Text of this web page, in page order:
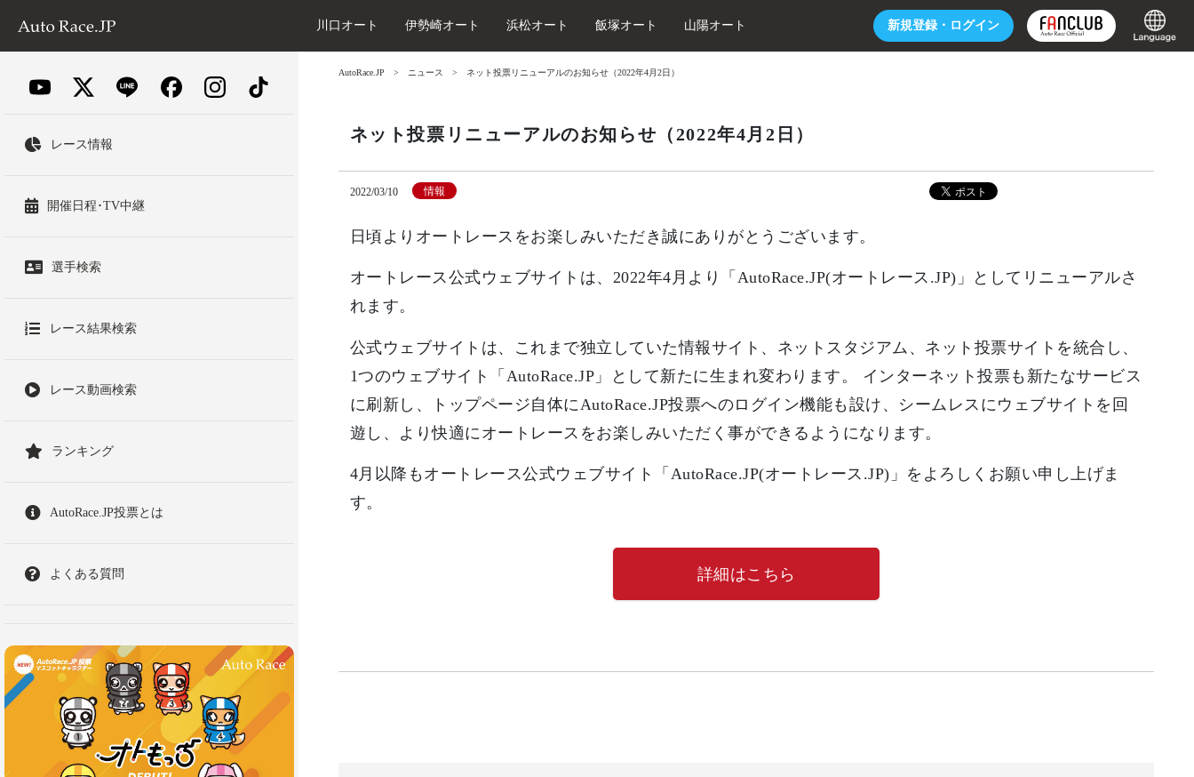
新規登録・ ログイン
川口オート 伊勢崎オート 浜松オート 飯塚オート 山陽オート
レース情報
開催日程･TV中継
選手検索
レース結果検索
レース動画検索
ランキング
AutoRace.JP投票とは
よくある質問
AutoRace.JP ニュース ネット投票リニューアルのお知らせ（2022年4月2日）
ネット投票リニューアルのお知らせ（2022年4月2日）
2022/03/10 情報
日頃よりオートレースをお楽しみいただき誠にありがとうございます。
オートレース公式ウェブサイトは、2022年4月より「AutoRace.JP(オートレース.JP)」としてリニューアルさ
れます。
公式ウェブサイトは、これまで独立していた情報サイト、ネットスタジアム、ネット投票サイトを統合し、
1つのウェブサイト「AutoRace.JP」として新たに生まれ変わります。 インターネット投票も新たなサービス
に刷新し、トップページ自体にAutoRace.JP投票へのログイン機能も設け、シームレスにウェブサイトを回
遊し、より快適にオートレースをお楽しみいただく事ができるようになります。
4月以降もオートレース公式ウェブサイト「AutoRace.JP(オートレース.JP)」をよろしくお願い申し上げま
す。
詳細はこちら